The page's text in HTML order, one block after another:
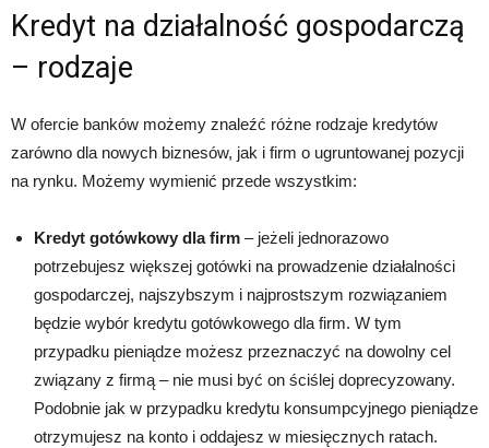
Kredyt na działalność gospodarczą
– rodzaje
W ofercie banków możemy znaleźć różne rodzaje kredytów
zarówno dla nowych biznesów, jak i firm o ugruntowanej pozycji
na rynku. Możemy wymienić przede wszystkim:
Kredyt gotówkowy dla firm – jeżeli jednorazowo
potrzebujesz większej gotówki na prowadzenie działalności
gospodarczej, najszybszym i najprostszym rozwiązaniem
będzie wybór kredytu gotówkowego dla firm. W tym
przypadku pieniądze możesz przeznaczyć na dowolny cel
związany z firmą – nie musi być on ściślej doprecyzowany.
Podobnie jak w przypadku kredytu konsumpcyjnego pieniądze
otrzymujesz na konto i oddajesz w miesięcznych ratach.